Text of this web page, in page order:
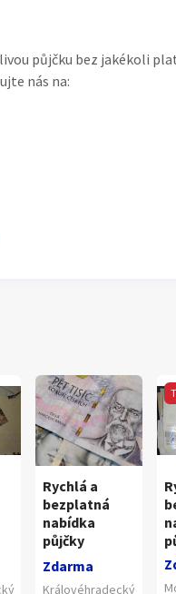
půjčku bez jakékoli
nás na:
Rychlá a
bezplatná
nabídka
půjčky
Zdarma
Královéhradecký